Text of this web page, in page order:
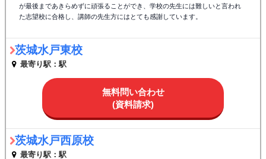
が最後まであきらめずに頑張ることができ、学校の先生には難しいと言われ
た志望校に合格し、講師の先生方にはとても感謝しています。
茨城水戸東校
最寄り駅：駅
無料問い合わせ
(資料請求)
茨城水戸西原校
最寄り駅：駅